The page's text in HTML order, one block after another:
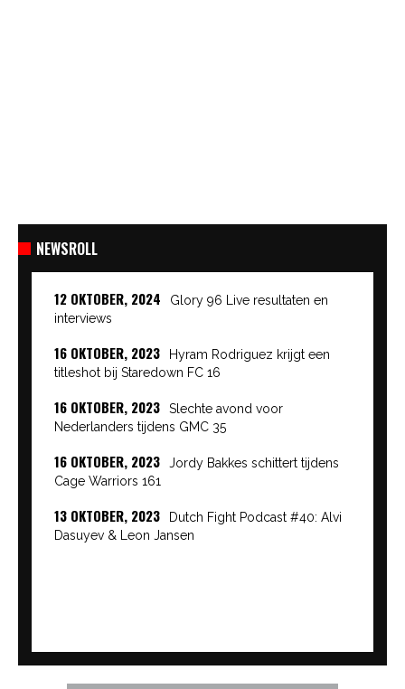
NEWSROLL
12 OKTOBER, 2024
Glory 96 Live resultaten en
interviews
16 OKTOBER, 2023
Hyram Rodriguez krijgt een
titleshot bij Staredown FC 16
16 OKTOBER, 2023
Slechte avond voor
Nederlanders tijdens GMC 35
16 OKTOBER, 2023
Jordy Bakkes schittert tijdens
Cage Warriors 161
13 OKTOBER, 2023
Dutch Fight Podcast #40: Alvi
Dasuyev & Leon Jansen